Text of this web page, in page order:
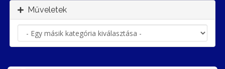
Műveletek